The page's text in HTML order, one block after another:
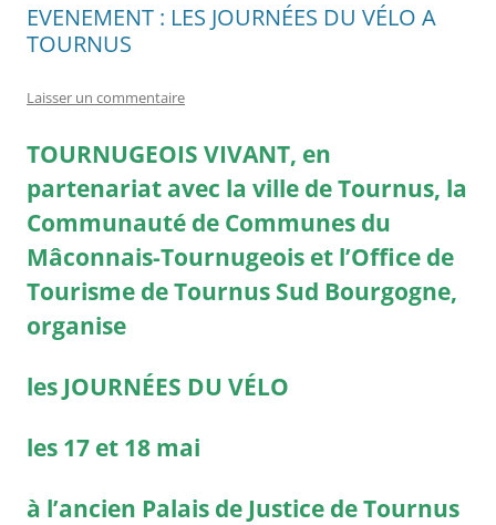
EVENEMENT : LES JOURNÉES DU VÉLO A
TOURNUS
Laisser un commentaire
TOURNUGEOIS VIVANT, en
partenariat avec la ville de Tournus, la
Communauté de Communes du
Mâconnais-Tournugeois et l’Office de
Tourisme de Tournus Sud Bourgogne,
organise
les JOURNÉES DU VÉLO
les 17 et 18 mai
à l’ancien Palais de Justice de Tournus